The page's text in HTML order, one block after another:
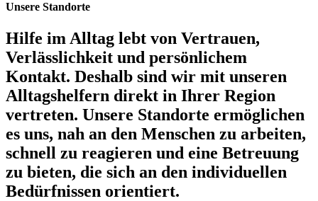
Unsere Standorte
Hilfe im Alltag lebt von Vertrauen,
Verlässlichkeit und persönlichem
Kontakt. Deshalb sind wir mit unseren
Alltagshelfern direkt in Ihrer Region
vertreten. Unsere Standorte ermöglichen
es uns, nah an den Menschen zu arbeiten,
schnell zu reagieren und eine Betreuung
zu bieten, die sich an den individuellen
Bedürfnissen orientiert.